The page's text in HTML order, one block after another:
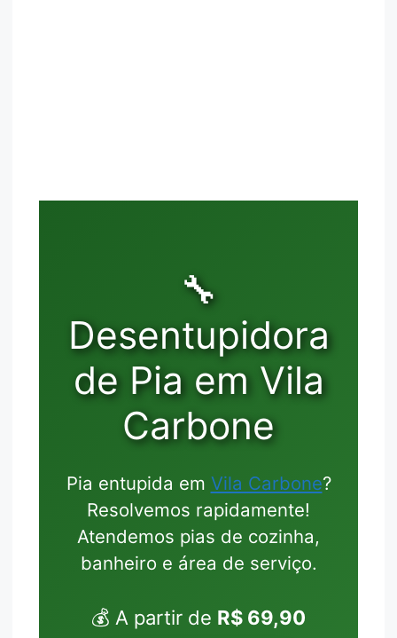
🔧
Desentupidora
de Pia em Vila
Carbone
Pia entupida em Vila Carbone?
Resolvemos rapidamente!
Atendemos pias de cozinha,
banheiro e área de serviço.
💰 A partir de R$ 69,90